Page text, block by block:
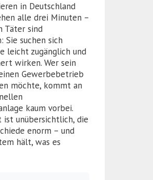
in Deutschland
alle drei Minuten –
Täter sind
Sie suchen sich
leicht zugänglich und
wirken. Wer sein
Gewerbebetrieb
möchte, kommt an
kaum vorbei.
ist unübersichtlich, die
enorm – und
hält, was es